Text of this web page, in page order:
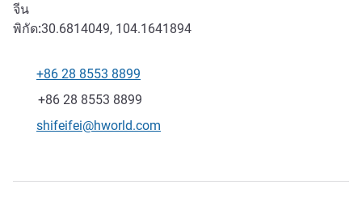
จีน
พิกัด:30.6814049, 104.1641894
โทรศัพท์
+86 28 8553 8899
แฟกซ์
+86 28 8553 8899
อีเมลติดต่อ
shifeifei@hworld.com